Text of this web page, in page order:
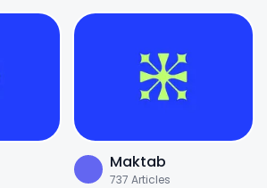
Maktab
737 Articles